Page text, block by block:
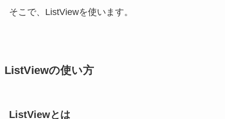
そこで、ListViewを使います。
ListViewの使い方
ListViewとは